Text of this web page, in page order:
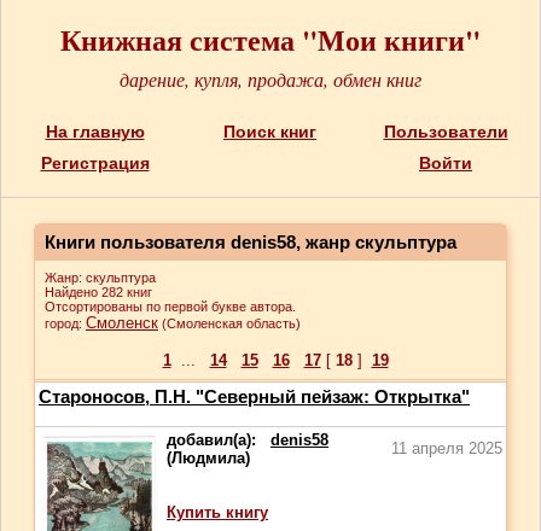
Книжная система "Мои книги"
дарение, купля, продажа, обмен книг
На главную Поиск книг
Пользователи
Регистрация
Войти
Книги пользователя denis58, жанр скульптура
Жанр: скульптура
Найдено 282 книг
Отсортированы по первой букве автора.
город: Смоленск (Смоленская область)
1... 14 15 16 17[ 18] 19
Староносов, П.Н. "Северный пейзаж: Открытка"
добавил(а): denis58
(Людмила)
11 апреля 2025
Купить книгу